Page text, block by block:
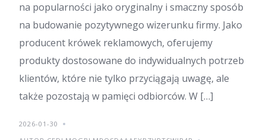
na popularności jako oryginalny i smaczny sposób
na budowanie pozytywnego wizerunku firmy. Jako
producent krówek reklamowych, oferujemy
produkty dostosowane do indywidualnych potrzeb
klientów, które nie tylko przyciągają uwagę, ale
także pozostają w pamięci odbiorców. W […]
2026-01-30